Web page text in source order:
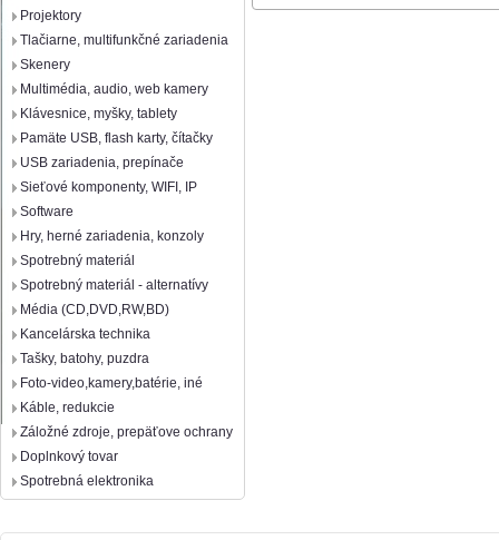
Projektory
Tlačiarne, multifunkčné zariadenia
Skenery
Multimédia, audio, web kamery
Klávesnice, myšky, tablety
Pamäte USB, flash karty, čítačky
USB zariadenia, prepínače
Sieťové komponenty, WIFI, IP
Software
Hry, herné zariadenia, konzoly
Spotrebný materiál
Spotrebný materiál - alternatívy
Média (CD,DVD,RW,BD)
Kancelárska technika
Tašky, batohy, puzdra
Foto-video,kamery,batérie, iné
Káble, redukcie
Záložné zdroje, prepäťove ochrany
Doplnkový tovar
Spotrebná elektronika